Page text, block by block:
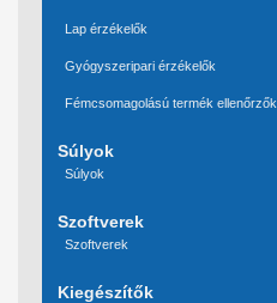
Lap érzékelők
Gyógyszeripari érzékelők
Fémcsomagolású termék ellenőrzők
Súlyok
Súlyok
Szoftverek
Szoftverek
Kiegészítők